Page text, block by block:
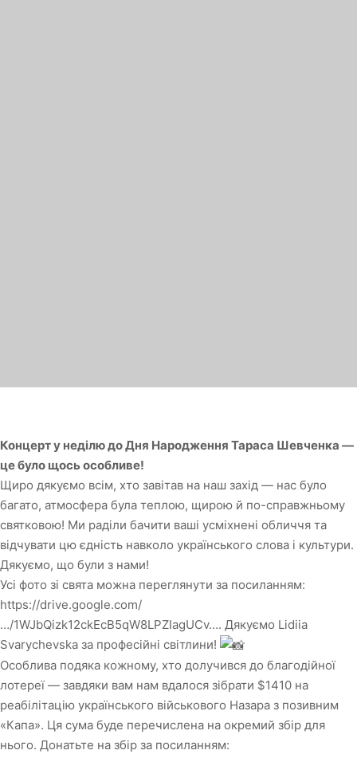
Концерт у неділю до Дня Народження Тараса Шевченка —
це було щось особливе!
Щиро дякуємо всім, хто завітав на наш захід — нас було
багато, атмосфера була теплою, щирою й по-справжньому
святковою! Ми раділи бачити ваші усміхнені обличчя та
відчувати цю єдність навколо українського слова і культури.
Дякуємо, що були з нами!
Усі фото зі свята можна переглянути за посиланням:
https://drive.google.com/
…/1WJbQizk12ckEcB5qW8LPZIagUCv…. Дякуємо Lidiia
Svarychevska за професійні світлини!
Особлива подяка кожному, хто долучився до благодійної
лотереї — завдяки вам нам вдалося зібрати $1410 на
реабілітацію українського військового Назара з позивним
«Капа». Ця сума буде перечислена на окремий збір для
нього. Донатьте на збір за посиланням: